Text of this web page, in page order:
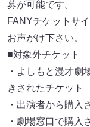
募が可能です。
FANYチケットサ
お声がけ下さい。
■対象外チケット
・よしもと漫才劇
きされたチケット
・出演者から購入
・劇場窓口で購入